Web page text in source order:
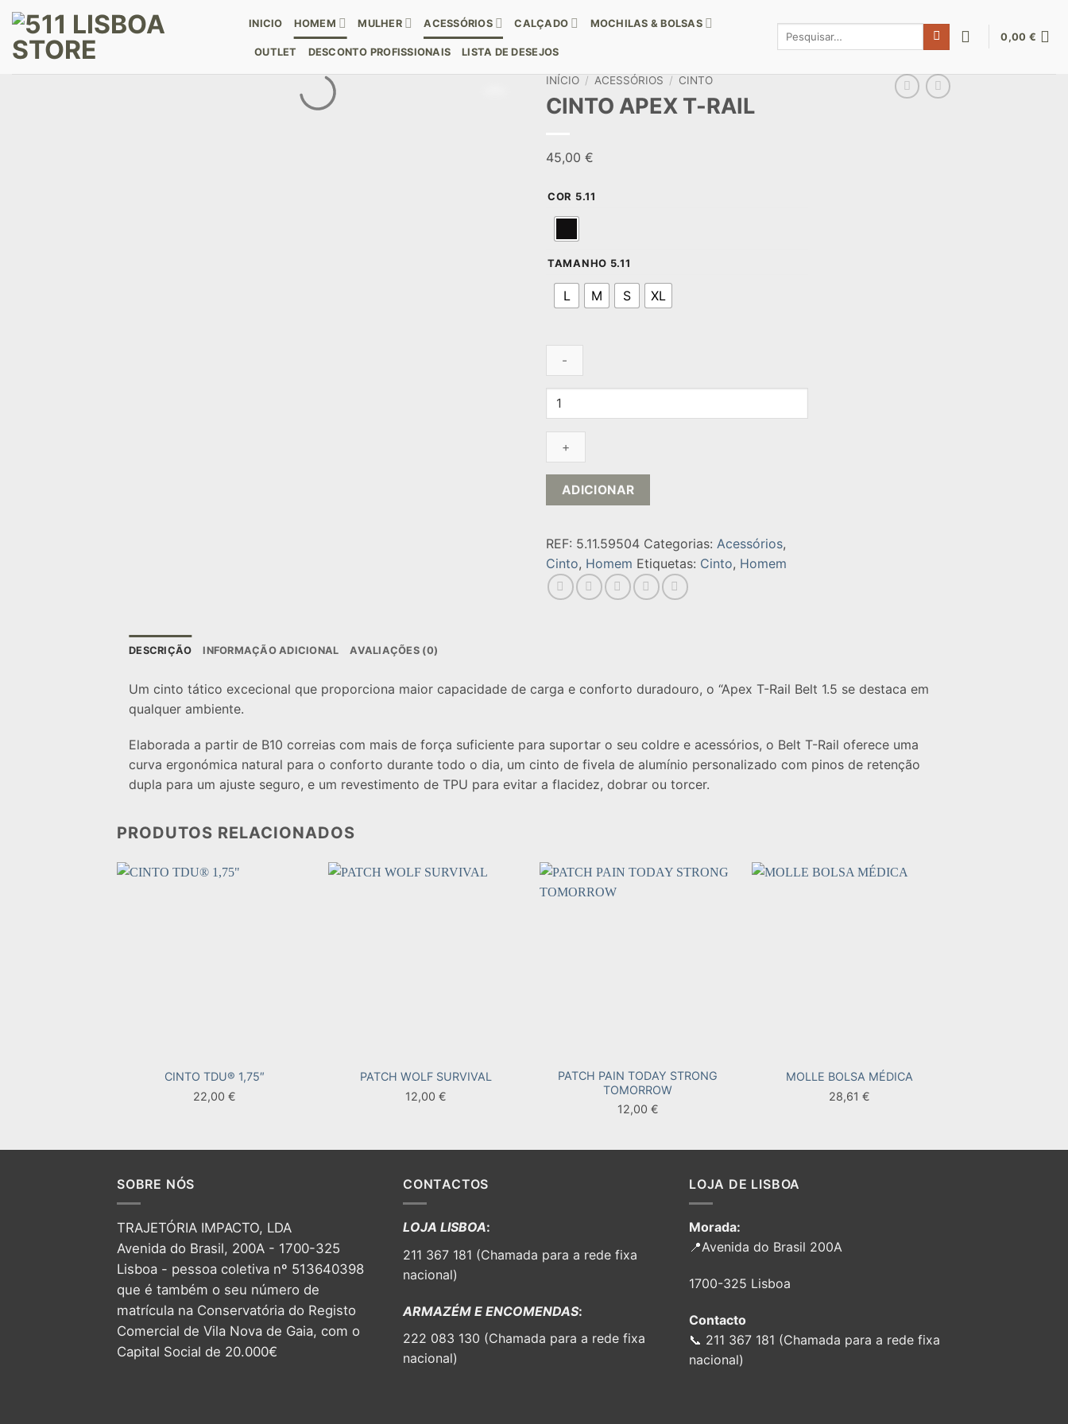
Skip
content
INICIO HOMEM MULHER ACESSÓRIOS CALÇADO MOCHILAS & BOLSAS
OUTLET DESCONTO PROFISSIONAIS LISTA DE DESEJOS
Pesquisar
0,00 €
INÍCIO / ACESSÓRIOS / CINTO
CINTO APEX T-RAIL
45,00 €
COR 5.11
TAMANHO 5.11
L M S XL
Quantidade
CINTO
APEX
RAILADICIONAR
REF: 5.11.59504 Categorias: Acessórios,
Cinto, Homem Etiquetas: Cinto, Homem
DESCRIÇÃO INFORMAÇÃO ADICIONAL AVALIAÇÕES (0)
Um cinto tático excecional que proporciona maior capacidade de carga e conforto duradouro, o “Apex T-Rail Belt 1.5 se destaca em
qualquer ambiente.
Elaborada a partir de B10 correias com mais de força suficiente para suportar o seu coldre e acessórios, o Belt T-Rail oferece uma
curva ergonómica natural para o conforto durante todo o dia, um cinto de fivela de alumínio personalizado com pinos de retenção
dupla para um ajuste seguro, e um revestimento de TPU para evitar a flacidez, dobrar ou torcer.
PRODUTOS RELACIONADOS
CINTO TDU® 1,75″
22,00€
PATCH WOLF SURVIVAL
12,00€
PATCH PAIN TODAY STRONG
TOMORROW
12,00 €
MOLLE BOLSA MÉDICA
28,61 €
SOBRE NÓS
TRAJETÓRIA IMPACTO, LDA
Avenida do Brasil, 200A - 1700-325
Lisboa - pessoa coletiva nº 513640398
que é também o seu número de
matrícula na Conservatória do Registo
Comercial de Vila Nova de Gaia, com o
Capital Social de 20.000€
CONTACTOS
LOJA LISBOA:
211 367 181 (Chamada para a rede fixa
nacional)
ARMAZÉM E ENCOMENDAS:
222 083 130 (Chamada para a rede fixa
nacional)
LOJA DE LISBOA
Morada:
📍Avenida do Brasil 200A
1700-325 Lisboa
Contacto
📞 211 367 181 (Chamada para a rede fixa
nacional)